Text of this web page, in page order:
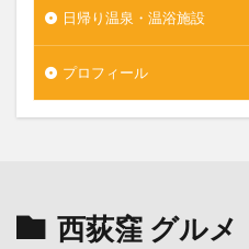
日帰り温泉・温浴施設
プロフィール
西荻窪 グルメ